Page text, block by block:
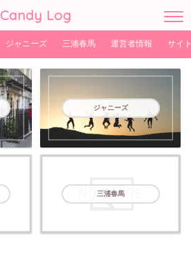
Candy Log
ジャニーズ 三浦春馬 運営者情報 サイ
ジャニーズ
三浦春馬